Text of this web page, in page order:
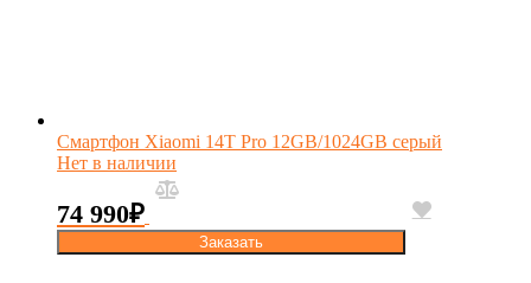
Смартфон Xiaomi 14T Pro 12GB/1024GB серый
Нет в наличии
74 990₽
Заказать